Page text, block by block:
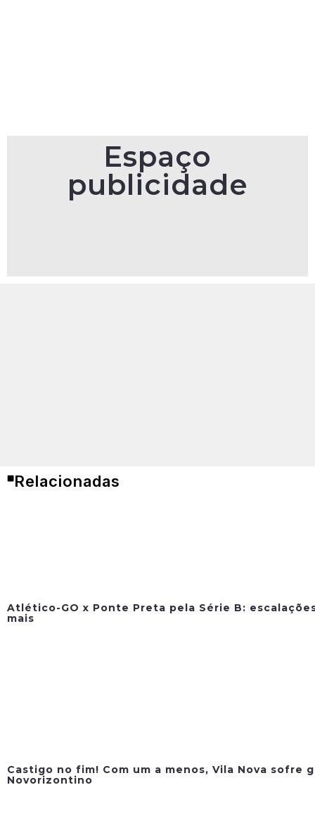
Espaço
publicidade
Relacionadas
Atlético-GO x Ponte Preta pela Série B:
mais
Castigo no fim! Com um a menos, Vila Nova sofre
Novorizontino